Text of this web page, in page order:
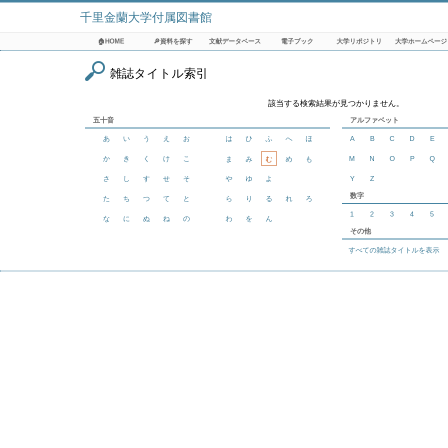
千里金蘭大学付属図書館
🏠HOME 🔎資料を探す 文献データベース 電子ブック 大学リポジトリ 大学ホームページ
雑誌タイトル索引
該当する検索結果が見つかりません。
五十音
あ い う え お
か き く け こ
さ し す せ そ
た ち つ て と
な に ぬ ね の
は ひ ふ へ ほ
ま み む め も
や ゆ よ
ら り る れ ろ
わ を ん
アルファベット
A B C D E
M N O P Q
Y Z
数字
1 2 3 4 5
その他
すべての雑誌タイトルを表示